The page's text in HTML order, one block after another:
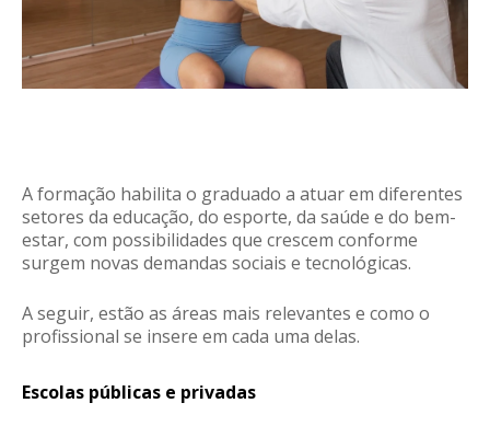
A formação habilita o graduado a atuar em diferentes
setores da educação, do esporte, da saúde e do bem-
estar, com possibilidades que crescem conforme
surgem novas demandas sociais e tecnológicas.
A seguir, estão as áreas mais relevantes e como o
profissional se insere em cada uma delas.
Escolas públicas e privadas